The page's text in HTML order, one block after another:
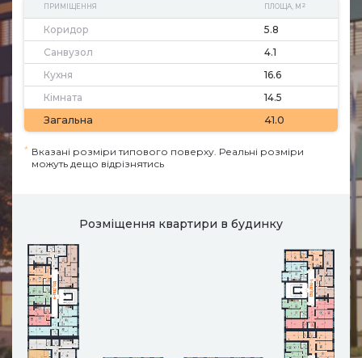
ПРИМІЩЕННЯ ПЛОЩА, М 2
Коридор
5.8
Санвузол
4.1
Кухня
16.6
Кімната
14.5
Загальна
41.0
* Вказані розміри типового поверху. Реальні розміри
можуть дещо відрізнятись
Розміщення квартири в будинку